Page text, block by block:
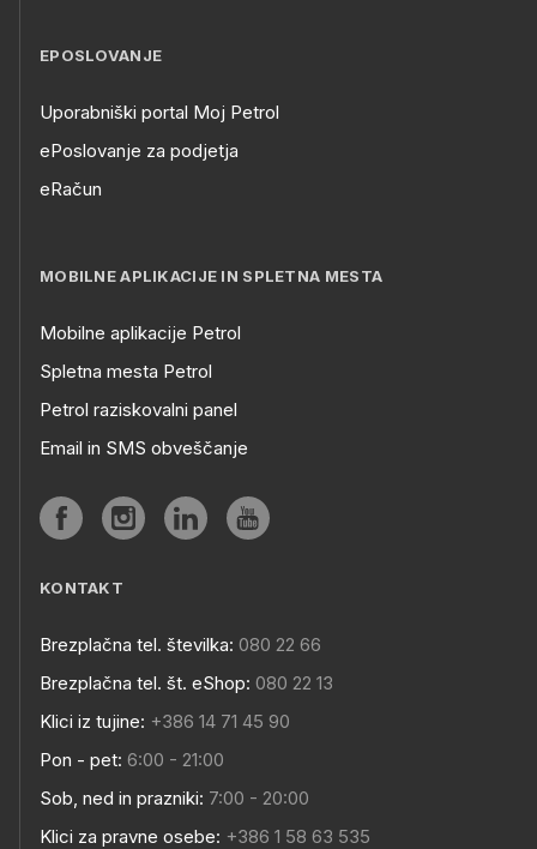
EPOSLOVANJE
Uporabniški portal Moj Petrol
ePoslovanje za podjetja
eRačun
MOBILNE APLIKACIJE IN SPLETNA MESTA
Mobilne aplikacije Petrol
Spletna mesta Petrol
Petrol raziskovalni panel
Email in SMS obveščanje
KONTAKT
Brezplačna tel. številka: 080 22 66
Brezplačna tel. št. eShop: 080 22 13
Klici iz tujine: +386 14 71 45 90
Pon - pet: 6:00 - 21:00
Sob, ned in prazniki: 7:00 - 20:00
Klici za pravne osebe: +386 1 58 63 535